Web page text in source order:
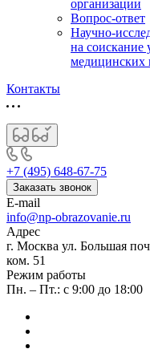
организации
Вопрос-ответ
Научно-
на соискание
медицинских
Контакты
+7 (495) 648-67-75
Заказать звонок
E-mail
info@np-obrazovanie.ru
Адрес
г. Москва ул. Большая
ком. 51
Режим работы
Пн. – Пт.: с 9:00 до 18:00